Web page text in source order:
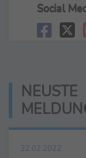
Social
NEUSTE
22.02.2022